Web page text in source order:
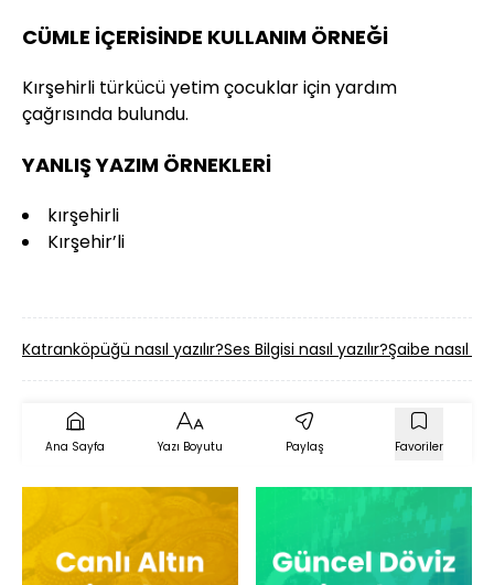
CÜMLE İÇERİSİNDE KULLANIM ÖRNEĞİ
Kırşehirli türkücü yetim çocuklar için yardım
çağrısında bulundu.
YANLIŞ YAZIM ÖRNEKLERİ
kırşehirli
Kırşehir’li
Katranköpüğü nasıl yazılır?Ses Bilgisi nasıl yazılır?Şaibe nasıl
Ana Sayfa Yazı Boyutu Paylaş Favoriler